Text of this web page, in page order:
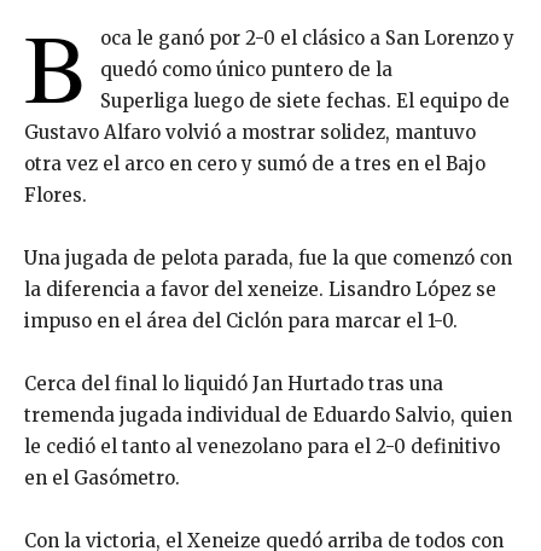
B
oca le ganó por 2-0 el clásico a San Lorenzo y
quedó como único puntero de la
Superliga luego de siete fechas. El equipo de
Gustavo Alfaro volvió a mostrar solidez, mantuvo
otra vez el arco en cero y sumó de a tres en el Bajo
Flores.
Una jugada de pelota parada, fue la que comenzó con
la diferencia a favor del xeneize. Lisandro López se
impuso en el área del Ciclón para marcar el 1-0.
Cerca del final lo liquidó Jan Hurtado tras una
tremenda jugada individual de Eduardo Salvio, quien
le cedió el tanto al venezolano para el 2-0 definitivo
en el Gasómetro.
Con la victoria, el Xeneize quedó arriba de todos con